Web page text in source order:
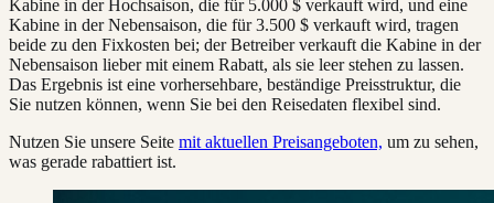
Kabine in der Hochsaison, die für 5.000 $ verkauft wird, und eine
Kabine in der Nebensaison, die für 3.500 $ verkauft wird, tragen
beide zu den Fixkosten bei; der Betreiber verkauft die Kabine in der
Nebensaison lieber mit einem Rabatt, als sie leer stehen zu lassen.
Das Ergebnis ist eine vorhersehbare, beständige Preisstruktur, die
Sie nutzen können, wenn Sie bei den Reisedaten flexibel sind.
Nutzen Sie unsere Seite mit aktuellen Preisangeboten, um zu sehen,
was gerade rabattiert ist.